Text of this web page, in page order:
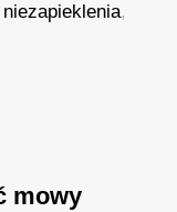
niezapieklenia,
mowy